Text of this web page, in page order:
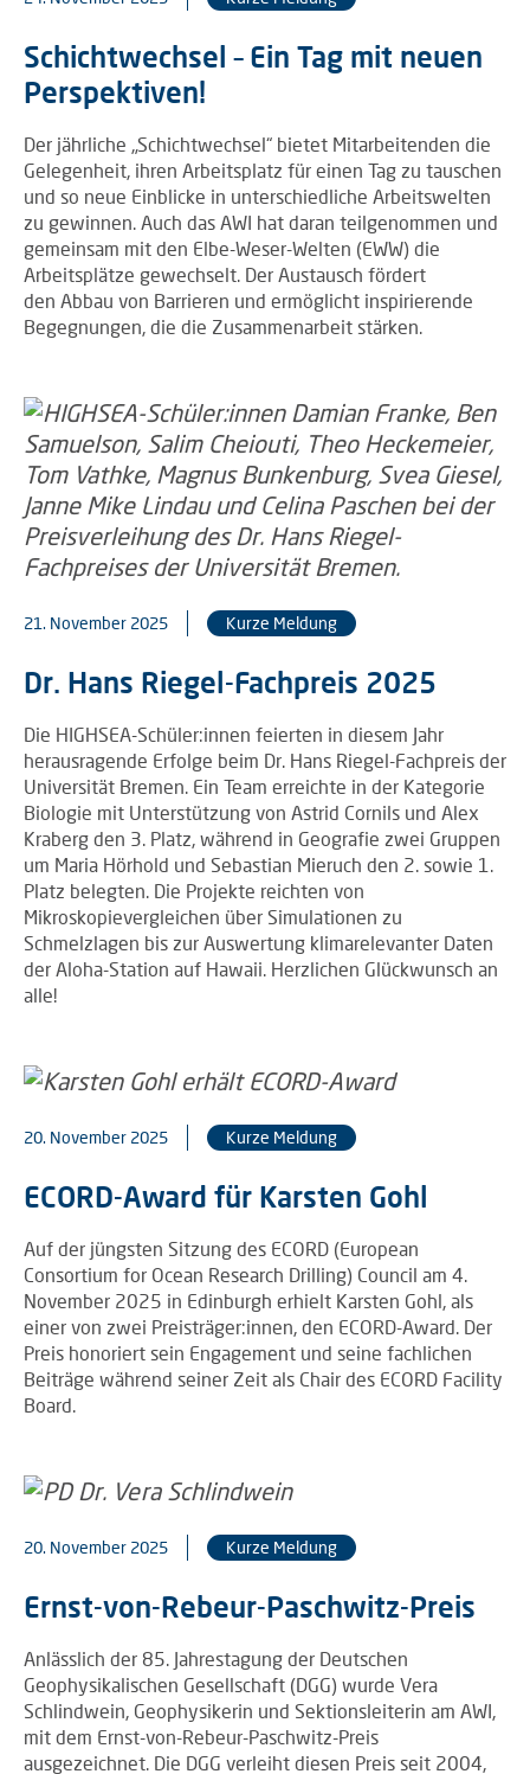
Schichtwechsel – Ein Tag mit neuen
Perspektiven!
Der jährliche „Schichtwechsel“ bietet Mitarbeitenden die
Gelegenheit, ihren Arbeitsplatz für einen Tag zu tauschen
und so neue Einblicke in unterschiedliche Arbeitswelten
zu gewinnen. Auch das AWI hat daran teilgenommen und
gemeinsam mit den Elbe-Weser-Welten (EWW) die
Arbeitsplätze gewechselt. Der Austausch fördert
den Abbau von Barrieren und ermöglicht inspirierende
Begegnungen, die die Zusammenarbeit stärken.
21. November 2025 Kurze Meldung
Dr. Hans Riegel-Fachpreis 2025
Die HIGHSEA-Schüler:innen feierten in diesem Jahr
herausragende Erfolge beim Dr. Hans Riegel-Fachpreis der
Universität Bremen. Ein Team erreichte in der Kategorie
Biologie mit Unterstützung von Astrid Cornils und Alex
Kraberg den 3. Platz, während in Geografie zwei Gruppen
um Maria Hörhold und Sebastian Mieruch den 2. sowie 1.
Platz belegten. Die Projekte reichten von
Mikroskopievergleichen über Simulationen zu
Schmelzlagen bis zur Auswertung klimarelevanter Daten
der Aloha-Station auf Hawaii. Herzlichen Glückwunsch an
alle!
20. November 2025 Kurze Meldung
ECORD-Award für Karsten Gohl
Auf der jüngsten Sitzung des ECORD (European
Consortium for Ocean Research Drilling) Council am 4.
November 2025 in Edinburgh erhielt Karsten Gohl, als
einer von zwei Preisträger:innen, den ECORD-Award. Der
Preis honoriert sein Engagement und seine fachlichen
Beiträge während seiner Zeit als Chair des ECORD Facility
Board.
20. November 2025 Kurze Meldung
Ernst-von-Rebeur-Paschwitz-Preis
Anlässlich der 85. Jahrestagung der Deutschen
Geophysikalischen Gesellschaft (DGG) wurde Vera
Schlindwein, Geophysikerin und Sektionsleiterin am AWI,
mit dem Ernst-von-Rebeur-Paschwitz-Preis
ausgezeichnet. Die DGG verleiht diesen Preis seit 2004,